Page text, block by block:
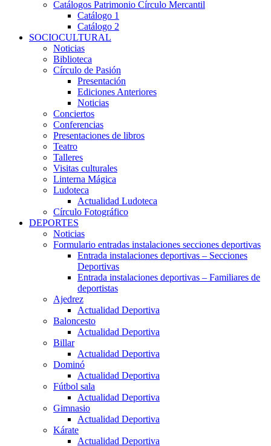
Catálogos Patrimonio Círculo Mercantil
Catálogo 1
Catálogo 2
SOCIOCULTURAL
Noticias
Biblioteca
Círculo de Pasión
Presentación
Ediciones Anteriores
Noticias
Conciertos
Conferencias
Presentaciones de libros
Teatro
Talleres
Visitas culturales
Linterna Mágica
Ludoteca
Actualidad Ludoteca
Círculo Fotográfico
DEPORTES
Noticias
Formulario entradas instalaciones secciones deportivas
Entrada instalaciones deportivas – Secciones
Deportivas
Entrada instalaciones deportivas – Familiares de
deportistas
Ajedrez
Actualidad Deportiva
Baloncesto
Actualidad Deportiva
Billar
Actualidad Deportiva
Dominó
Actualidad Deportiva
Fútbol sala
Actualidad Deportiva
Gimnasio
Actualidad Deportiva
Kárate
Actualidad Deportiva